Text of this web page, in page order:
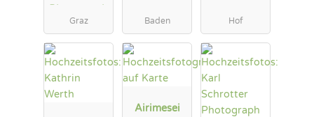
y
Graz Baden Hof
Airimesei